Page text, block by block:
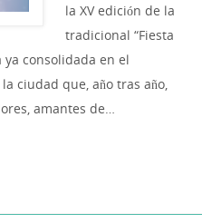
la XV edición de la
tradicional “Fiesta
ya consolidada en el
ciudad que, año tras año,
amantes de…